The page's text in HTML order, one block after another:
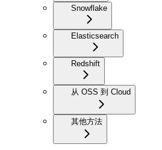
Snowflake
Elasticsearch
Redshift
从 OSS 到 Cloud
其他方法